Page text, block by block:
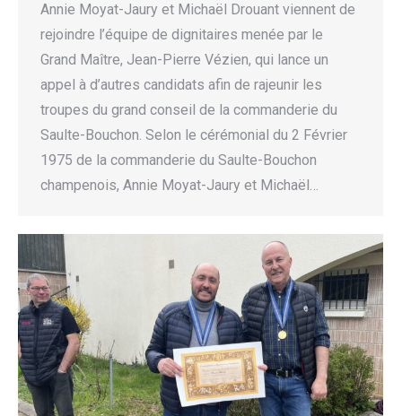
Annie Moyat-Jaury et Michaël Drouant viennent de
rejoindre l’équipe de dignitaires menée par le
Grand Maître, Jean-Pierre Vézien, qui lance un
appel à d’autres candidats afin de rajeunir les
troupes du grand conseil de la commanderie du
Saulte-Bouchon. Selon le cérémonial du 2 Février
1975 de la commanderie du Saulte-Bouchon
champenois, Annie Moyat-Jaury et Michaël…